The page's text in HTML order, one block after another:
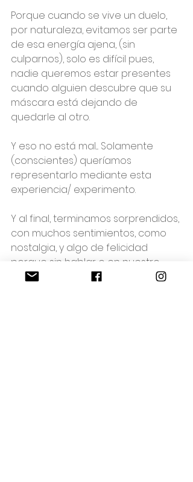
Porque cuando se vive un duelo,
por naturaleza, evitamos ser parte
de esa energía ajena, (sin
culparnos), solo es difícil pues,
nadie queremos estar presentes
cuando alguien descubre que su
máscara está dejando de
quedarle al otro.
Y eso no está mal.... Solamente
(conscientes) queríamos
representarlo mediante esta
experiencia/ experimento.
Y al final, terminamos sorprendidos,
con muchos sentimientos, como
nostalgia, y algo de felicidad
porque sin hablar o en nuestro
caso tener que bailar, dijimos lo